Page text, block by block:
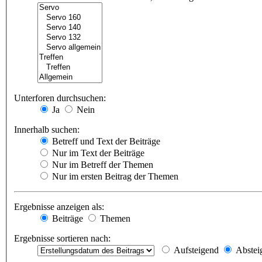
Unterforen durchsuchen:
Ja
Nein
Innerhalb suchen:
Betreff und Text der Beiträge
Nur im Text der Beiträge
Nur im Betreff der Themen
Nur im ersten Beitrag der Themen
Ergebnisse anzeigen als:
Beiträge
Themen
Ergebnisse sortieren nach:
Aufsteigend